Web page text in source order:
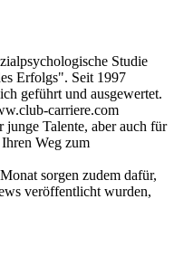
Studie
Erfolgs". Seit 1997
geführt und ausgewertet.
carriere.com
junge Talente, aber auch für
Weg zum
sorgen zudem dafür,
veröffentlicht wurden,